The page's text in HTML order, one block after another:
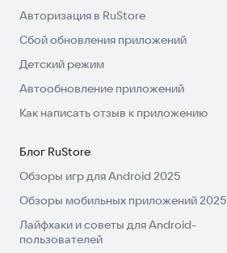
Авторизация в RuStore
Сбой обновления приложений
Детский режим
Автообновление приложений
Как написать отзыв к приложению
Блог RuStore
Обзоры игр для Android 2025
Обзоры мобильных приложений 2025
Лайфхаки и советы для Android-
пользователей